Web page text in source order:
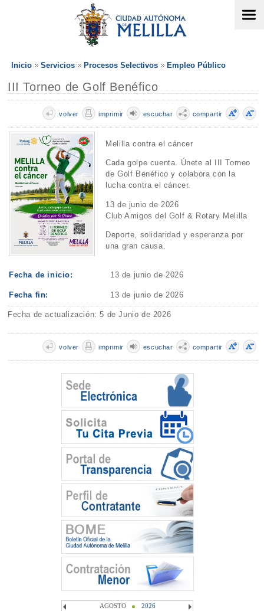
Inicio Servicios Procesos Selectivos Empleo Público
III Torneo de Golf Benéfico
compartir
escuchar
imprimir
volver
Melilla contra el cáncer
Cada golpe cuenta. Únete al III Torneo
de Golf Benéfico y colabora con la
lucha contra el cáncer.
13 de junio de 2026
Club Amigos del Golf & Rotary Melilla
Deporte, solidaridad y esperanza por
una gran causa.
Fecha de inicio: 13 de junio de 2026
Fecha fin: 13 de junio de 2026
Fecha de actualización: 5 de Junio de 2026
compartir
escuchar
imprimir
volver
AGOSTO 2026